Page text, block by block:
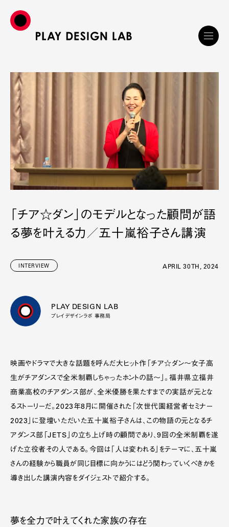
「チア☆ダン」のモデルとなった顧問が語
る夢を叶える力／五十嵐裕子さん講演
INTERVIEW APRIL 30TH, 2024
PLAY DESIGN LAB
プレイデザインラボ 事務局
映画やドラマで大きな話題を呼んだ大ヒット作「チア☆ダン〜女子高
生がチアダンスで全米制覇しちゃったホントの話〜」。福井県立福井
商業高校のチアダンス部が、全米優勝を果たすまでの実話が元とな
るストーリーだ。2023年8月に開催された「次世代園経営者セミナー
2023」に登壇いただいた五十嵐裕子さんは、この物語の元となるチ
アダンス部「JETS」の立ち上げ時の顧問であり、9回の全米制覇を遂
げた立役者その人である。今回は「人は変われる」をテーマに、五十嵐
さんの経験から職員が同じ目標に向かうにはどう関わっていくべきかを
導き出した講演内容をダイジェストで紹介する。
夢を全力で叶えてくれた家族の存在